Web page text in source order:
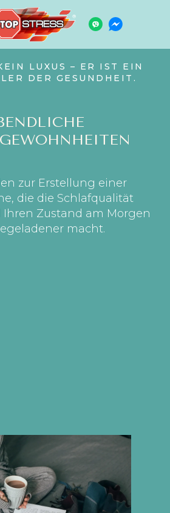
LUXUS – ER IST EIN
DER GESUNDHEIT.
zur Erstellung einer
die die Schlafqualität
Ihren Zustand am Morgen
macht.